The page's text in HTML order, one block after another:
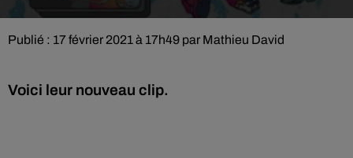
Publié : 17 février 2021 à 17h49 par Mathieu David
Voici leur nouveau clip.